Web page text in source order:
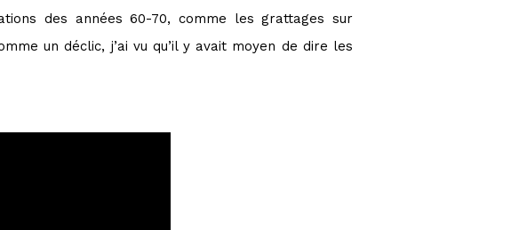
des années 60-70, comme les grattages sur
un déclic, j’ai vu qu’il y avait moyen de dire les